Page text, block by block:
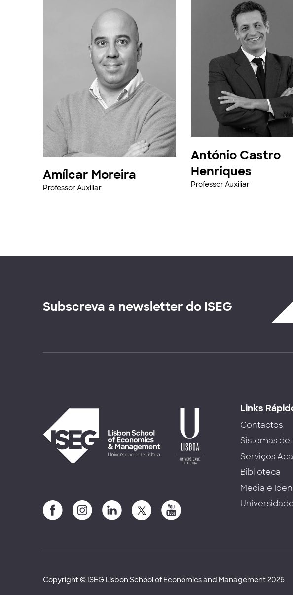
Amílcar Moreira
Professor Auxiliar
António Castro
Henriques
Professor Auxiliar
Subscreva a newsletter do ISEG
Links
Contactos
Sistemas
Serviços
Biblioteca
Media e
Copyright © ISEG Lisbon School of Economics and Management 2026